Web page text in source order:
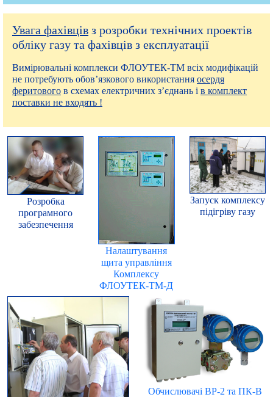
Увага фахівців з розробки технічних проектів
обліку газу та фахівців з експлуатації
Вимірювальні комплекси ФЛОУТЕК-ТМ всіх модифікацій
не потребують обов’язкового використання осердя
феритового в схемах електричних з’єднань і в комплект
поставки не входять !
Розробка
програмного
забезпечення
Налаштування
щита управління
Комплексу
ФЛОУТЕК-ТМ-Д
Запуск комплексу
підігріву газу
Обчислювачі ВР-2 та ПК-В